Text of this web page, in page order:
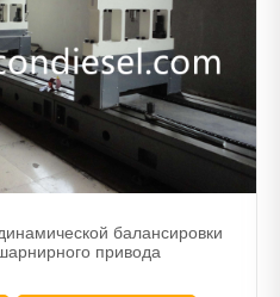
балансировки
привода